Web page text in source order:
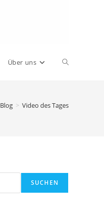
Über uns Website-
Blog > Video des Tages
SUCHEN